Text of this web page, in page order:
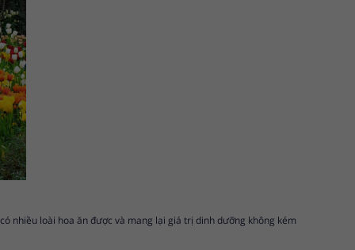
nhiều loài hoa ăn được và mang lại giá trị dinh dưỡng không kém